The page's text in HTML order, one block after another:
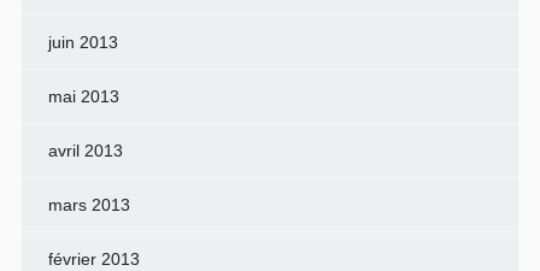
juin 2013
mai 2013
avril 2013
mars 2013
février 2013